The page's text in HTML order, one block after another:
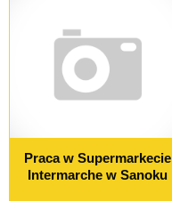
Praca w Supermarkecie
Intermarche w Sanoku